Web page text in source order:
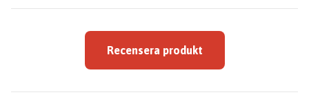
Recensera produkt